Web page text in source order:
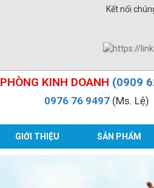
Kết nối
PHÒNG KINH DOANH (0909
0976 76 9497(Ms. Lệ)
GIỚI THIỆU SẢN PHẨM